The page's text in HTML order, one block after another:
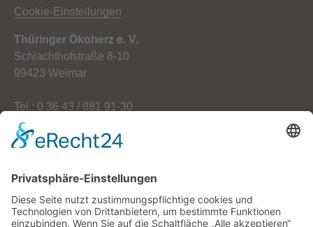
Cookie-Einstellungen
Thüringer Ökoherz e. V.
Schlachthofstraße 8-10
99423 Weimar
Tel.: 0 36 43 / 881 91-30
Fax: 0 36 43 / 881 91-59
E-Mail: info[at]oekoherz.de
Vereinsvorsitzende: